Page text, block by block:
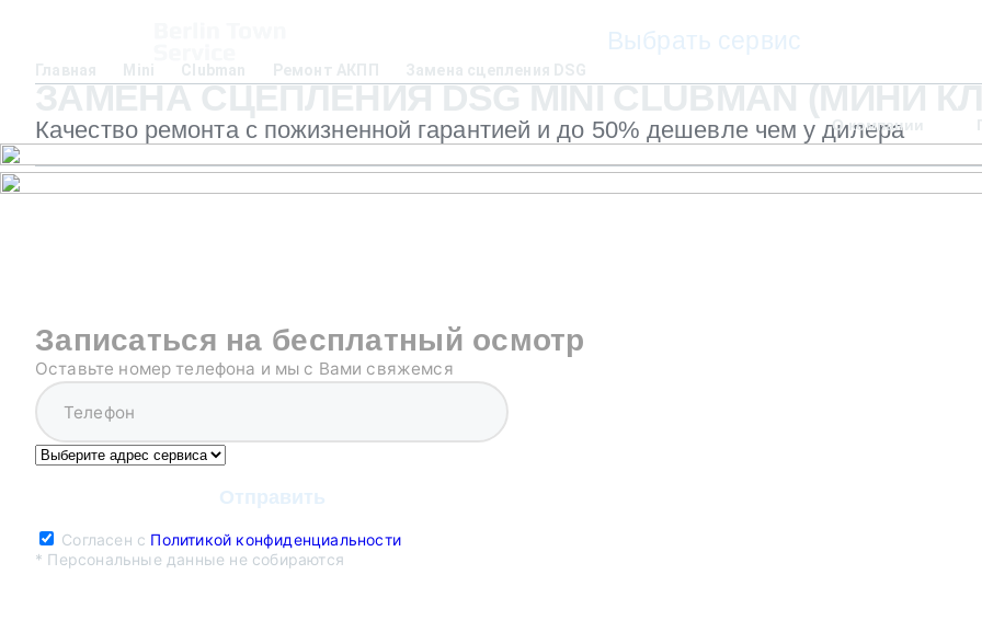
Выбрать сервис
О компании
Главная Mini Clubman Ремонт АКПП Замена сцепления DSG
ЗАМЕНА СЦЕПЛЕНИЯ DSG MINI CLUBMAN (МИНИ
Качество ремонта с пожизненной гарантией и до 50% дешевле чем у дилера
Записаться на бесплатный осмотр
Оставьте номер телефона и мы с Вами свяжемся
Согласен с Политикой конфиденциальности
* Персональные данные не собираются